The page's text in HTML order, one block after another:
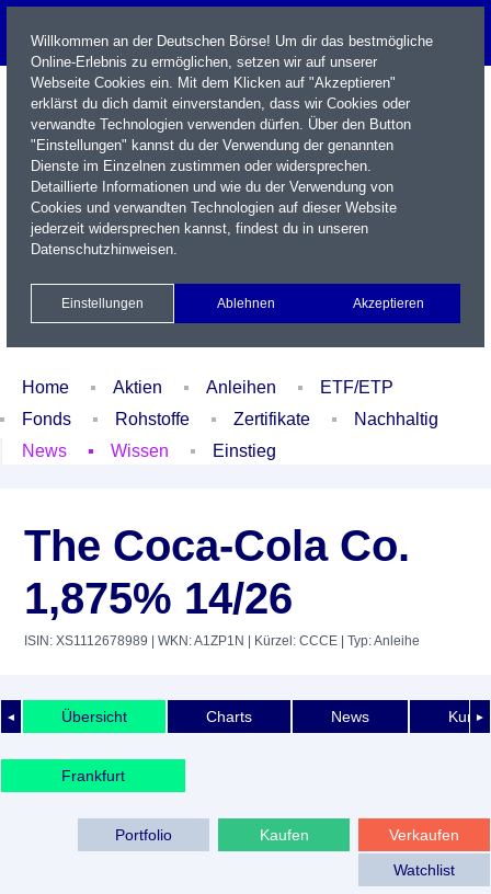
Name / WKN / ISIN / Kürzel
Xetra Realtime
Watchlist Portfolio Login
Home Aktien Anleihen
ETF/ETP
Fonds
Rohstoffe Zertifikate
Nachhaltig
News
Wissen Einstieg
The Coca-Cola Co.
1,875% 14/26
ISIN: XS1112678989 | WKN: A1ZP1N | Kürzel: CCCE | Typ: Anleihe
◄ ►
Übersicht Charts News
Frankfurt
Verkaufen
Kaufen
Portfolio
Watchlist
Willkommen an der Deutschen Börse! Um dir das bestmögliche
Online-Erlebnis zu ermöglichen, setzen wir auf unserer
Webseite Cookies ein. Mit dem Klicken auf "Akzeptieren"
erklärst du dich damit einverstanden, dass wir Cookies oder
verwandte Technologien verwenden dürfen. Über den Button
"Einstellungen" kannst du der Verwendung der genannten
Dienste im Einzelnen zustimmen oder widersprechen.
Detaillierte Informationen und wie du der Verwendung von
Cookies und verwandten Technologien auf dieser Website
jederzeit widersprechen kannst, findest du in unseren
Datenschutzhinweisen.
Einstellungen Ablehnen Akzeptieren